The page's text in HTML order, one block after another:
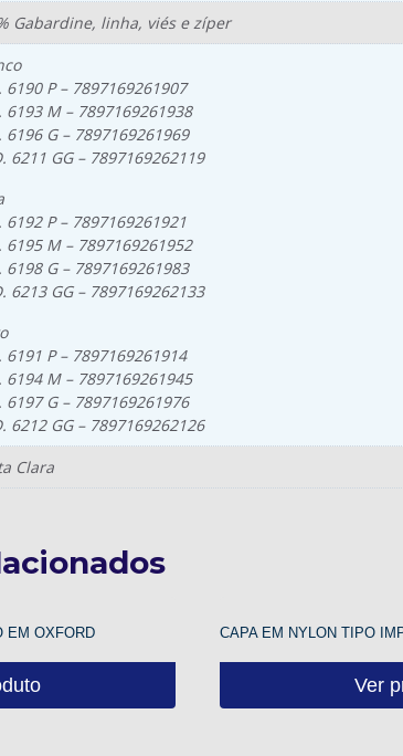
Gabardine, linha, viés e zíper
6190 P – 7897169261907
6193 M – 7897169261938
6196 G – 7897169261969
6211 GG – 7897169262119
6192 P – 7897169261921
6195 M – 7897169261952
6198 G – 7897169261983
6213 GG – 7897169262133
6191 P – 7897169261914
6194 M – 7897169261945
6197 G – 7897169261976
6212 GG – 7897169262126
Clara
EM OXFORD CAPA EM NYLON TIPO
Ver